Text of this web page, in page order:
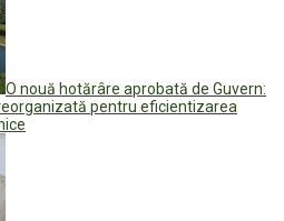
O nouă hotărâre aprobată de Guvern:
pentru eficientizarea